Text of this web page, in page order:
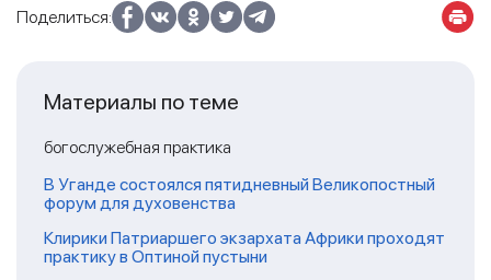
Поделиться:
Материалы по теме
богослужебная практика
В Уганде состоялся пятидневный Великопостный
форум для духовенства
Клирики Патриаршего экзархата Африки проходят
практику в Оптиной пустыни